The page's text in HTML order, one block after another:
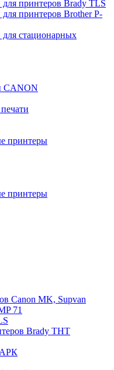
принтеров Brady TLS
принтеров Brother P-
стационарных
CANON
принтеры
принтеры
Canon MK, Supvan
71
Brady THT